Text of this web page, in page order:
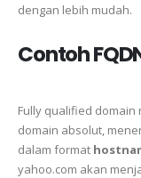
dengan lebih mudah.
Contoh
Fully qualified domain
domain absolut,
dalam format
yahoo.com akan